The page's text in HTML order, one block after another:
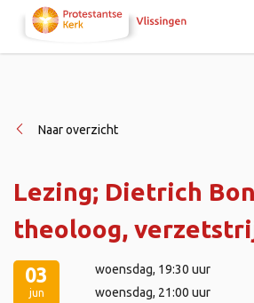
Naar overzicht
Lezing; Dietrich
theoloog,
03
jun
woensdag, 19:30 uur
woensdag, 21:00 uur